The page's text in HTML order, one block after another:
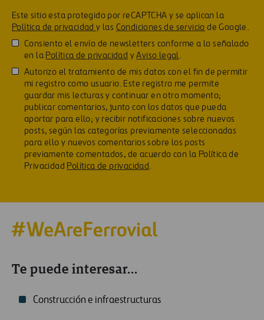
Este sitio esta protegido por reCAPTCHA y se aplican la
Política de privacidady las Condiciones de servicio de Google.
Consiento el envío de newsletters conforme a lo señalado
en la Política de privacidad yAviso legal.
Autorizo el tratamiento de mis datos con el fin de permitir
mi registro como usuario. Este registro me permite
guardar mis lecturas y continuar en otro momento;
publicar comentarios, junto con los datos que pueda
aportar para ello; y recibir notificaciones sobre nuevos
posts, según las categorías previamente seleccionadas
para ello y nuevos comentarios sobre los posts
previamente comentados, de acuerdo con la Política de
Privacidad Política de privacidad.
Te puede interesar...
Construcción e infraestructuras